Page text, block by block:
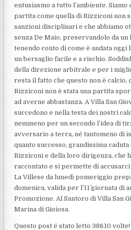
entusiasmo a tutto l’ambiente. Siamo
partita come quella di Rizziconi non
sanzioni disciplinari e che abbiamo
senza De Maio, preservandolo da
tenendo conto di come è andata
un bersaglio facile e a rischio.
della direzione arbitrale e per i
resta il fatto che questo non è calcio,
Rizziconi non è stata una partita
ad averne abbastanza. A Villa San
succedono e nella testa dei nostri
nemmeno per un secondo l’idea di
avversario a terra, né tantomeno di
quanto successo, grandissima
Rizziconi e della loro dirigenza, che
raccontato e si permette di
La Villese da lunedì pomeriggio
domenica, valida per l’11^ giornata di
Promozione. Al Santoro di Villa San
Marina di Gioiosa.
Questo post é stato letto 38610 volte!